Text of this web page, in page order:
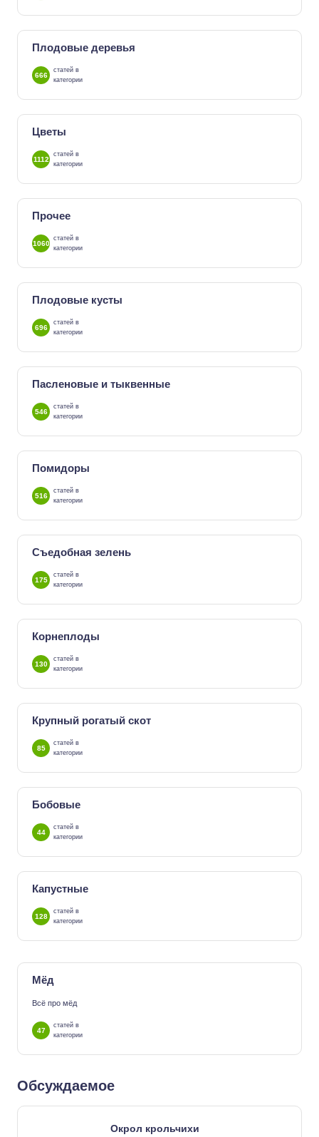
Плодовые деревья
666
статей в
категории
Цветы
1112
статей в
категории
Прочее
1060
статей в
категории
Плодовые кусты
696
статей в
категории
Пасленовые и тыквенные
546
статей в
категории
Помидоры
516
статей в
категории
Съедобная зелень
175
статей в
категории
Корнеплоды
130
статей в
категории
Крупный рогатый скот
85
статей в
категории
Бобовые
44
статей в
категории
Капустные
128
статей в
категории
Мёд
Всё про мёд
47
статей в
категории
Обсуждаемое
Окрол крольчихи